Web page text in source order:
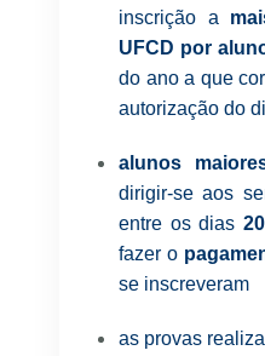
inscrição a
UFCD por
do ano a que
autorização do
alunos
dirigir-se aos
entre os dias
fazer o
se inscreveram
as provas